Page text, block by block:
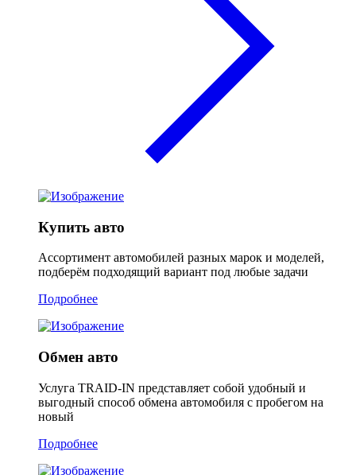
Купить авто
Ассортимент автомобилей разных марок и моделей,
подберём подходящий вариант под любые задачи
Подробнее
Обмен авто
Услуга TRAID-IN представляет собой удобный и
выгодный способ обмена автомобиля с пробегом на
новый
Подробнее